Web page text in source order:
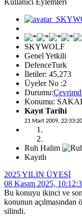
SKYWOLF
Genel Yetkili
DefenceTurk
İletiler: 45,273
Üyeler No :2
Durumu:
Konumu:
Kayıt Tarihi
21 Mart 2009, 22:33:20
Ruh Halim
Kayıtlı
2025 YILIN ÜYESİ
08 Kasım 2025,
Bu konuyu ikinci ve
konunun
silindi.